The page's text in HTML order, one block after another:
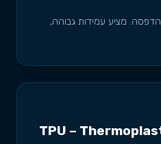
מציע עמידות גבוהה,
TPU –